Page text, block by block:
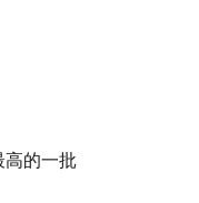
高的一批